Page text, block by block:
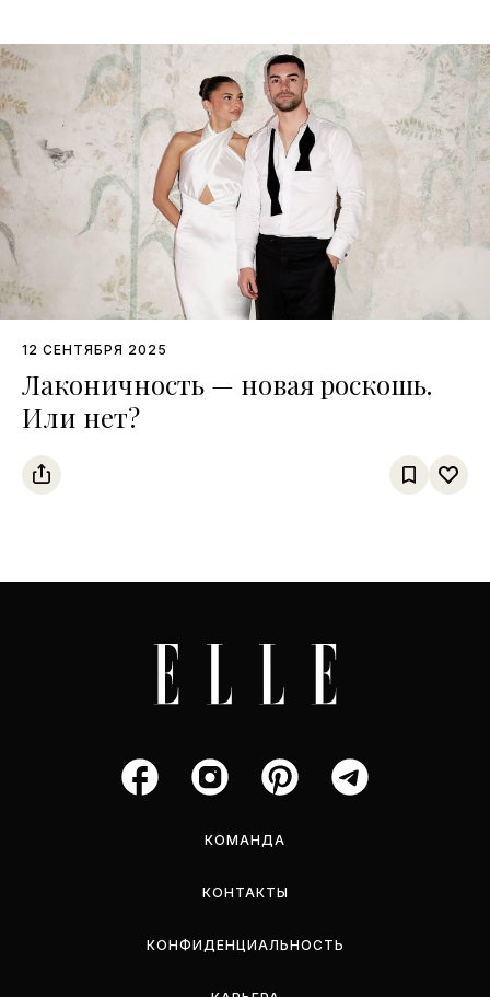
12 СЕНТЯБРЯ 2025
Лаконичность — новая роскошь.
Или нет?
КОМАНДА
КОНТАКТЫ
КОНФИДЕНЦИАЛЬНОСТЬ